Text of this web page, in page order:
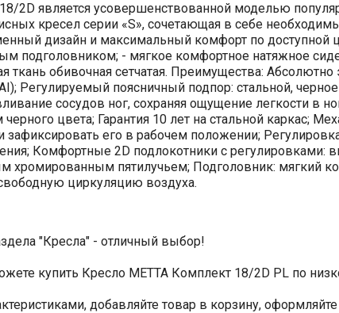
2D является усовершенствованной моделью
кресел серии «S», сочетающая в себе
дизайн и максимальный комфорт по доступной
подголовником; - мягкое комфортное натяжное
ткань обивочная сетчатая. Преимущества:
Регулируемый поясничный подпор: стальной,
сосудов ног, сохраняя ощущение легкости в
цвета; Гарантия 10 лет на стальной каркас;
зафиксировать его в рабочем положении;
Комфортные 2D подлокотники с регулировками:
хромированным пятилучьем; Подголовник: мягкий
циркуляцию воздуха.
"Кресла" - отличный выбор!
купить Кресло МЕТТА Комплект 18/2D PL по
добавляйте товар в корзину,